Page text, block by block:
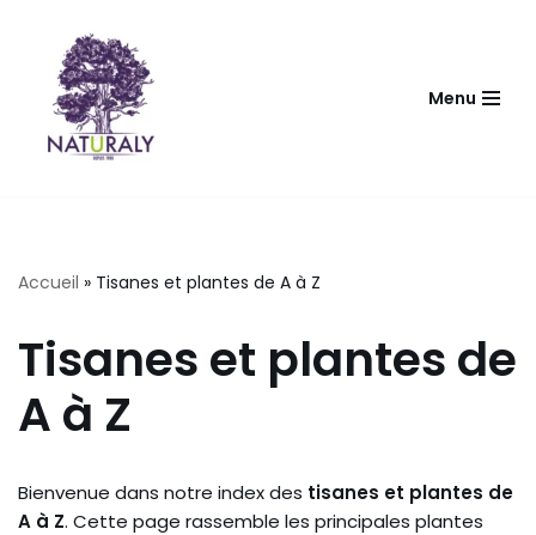
contenu
Menu
Accueil » Tisanes et plantes de A à Z
Tisanes et plantes de
A à Z
Bienvenue dans notre index des tisanes et plantes de
A à Z. Cette page rassemble les principales plantes